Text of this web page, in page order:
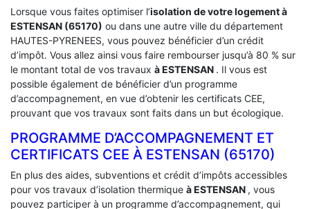
Lorsque vous faites optimiser l’isolation de votre logement à
ESTENSAN (65170) ou dans une autre ville du département
HAUTES-PYRENEES, vous pouvez bénéficier d’un crédit
d’impôt. Vous allez ainsi vous faire rembourser jusqu’à 80 % sur
le montant total de vos travaux à ESTENSAN . Il vous est
possible également de bénéficier d’un programme
d’accompagnement, en vue d’obtenir les certificats CEE,
prouvant que vos travaux sont faits dans un but écologique.
PROGRAMME D’ACCOMPAGNEMENT ET
CERTIFICATS CEE À ‎ESTENSAN (65170)
En plus des aides, subventions et crédit d’impôts accessibles
pour vos travaux d’isolation thermique à ESTENSAN , vous
pouvez participer à un programme d’accompagnement, qui